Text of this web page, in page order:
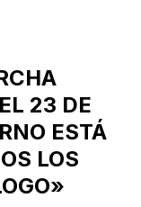
23 DE
ESTÁ
LOS